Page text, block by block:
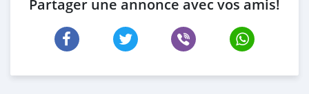
Partager une annonce avec vos amis!